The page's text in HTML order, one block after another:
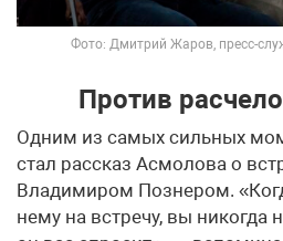
Фото: Дмитрий Жаров, пресс-
Против
Одним из самых сильных
стал рассказ Асмолова о
Владимиром Познером.
нему на встречу, вы никогда